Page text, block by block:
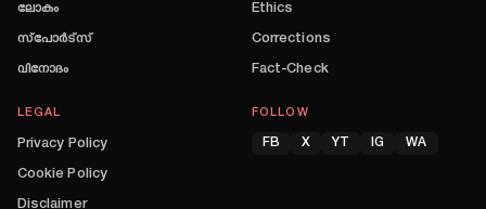
ലോകം
സ്പോർട്സ്
വിനോദം
Ethics
Corrections
Fact-Check
LEGAL
Privacy Policy
Cookie Policy
Disclaimer
FOLLOW
FB X YT IG WA